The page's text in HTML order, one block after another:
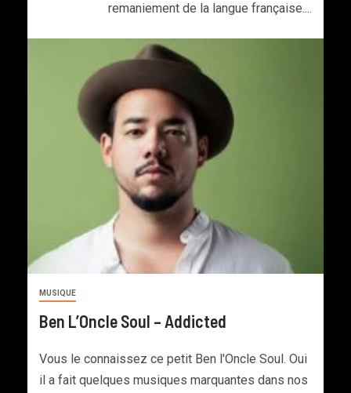
remaniement de la langue française....
MUSIQUE
Ben L’Oncle Soul – Addicted
Vous le connaissez ce petit Ben l'Oncle Soul. Oui
il a fait quelques musiques marquantes dans nos